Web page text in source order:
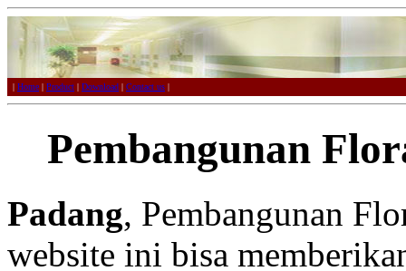
| Home | Product | Download | Contact us |
Pembangunan
Padang, Pembangunan
website ini bisa